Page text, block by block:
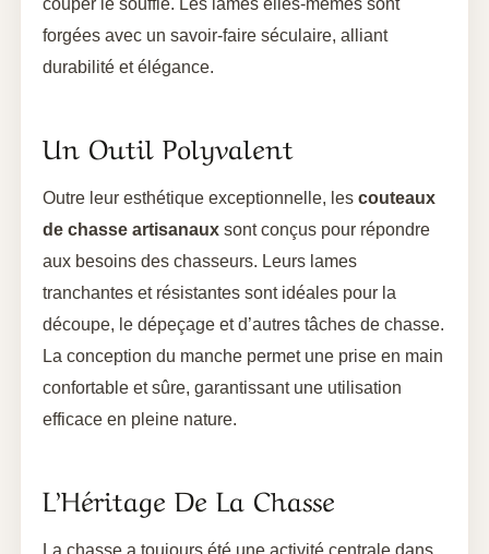
forgées avec un savoir-faire séculaire, alliant
durabilité et élégance.
Un Outil Polyvalent
Outre leur esthétique exceptionnelle, les couteaux
de chasse artisanaux sont conçus pour répondre
aux besoins des chasseurs. Leurs lames
tranchantes et résistantes sont idéales pour la
découpe, le dépeçage et d’autres tâches de chasse.
La conception du manche permet une prise en main
confortable et sûre, garantissant une utilisation
efficace en pleine nature.
L’Héritage De La Chasse
La chasse a toujours été une activité centrale dans